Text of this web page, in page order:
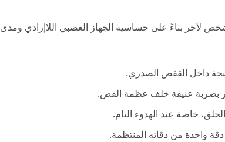
لآخر بناءً على حساسية الجهاز العصبي اللاإرادي ومدى
داخل القفص الصدري.
بضربة عنيفة خلف عظمة القص.
خاصة عند الهدوء التام.
واحدة من دقاته المنتظمة.